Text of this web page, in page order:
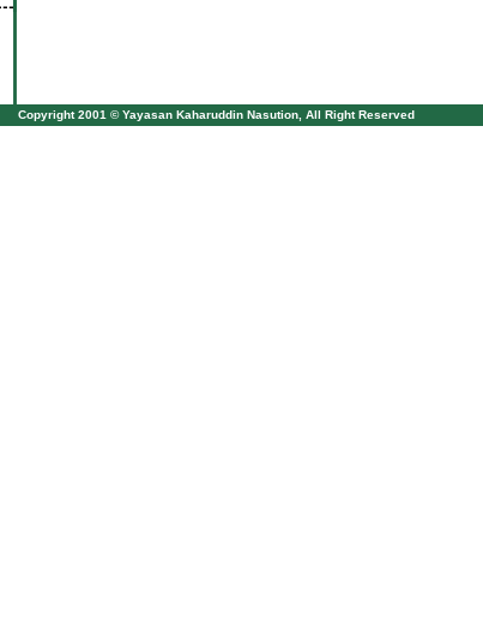
Copyright 2001 © Yayasan Kaharuddin Nasution, All Right Reserved